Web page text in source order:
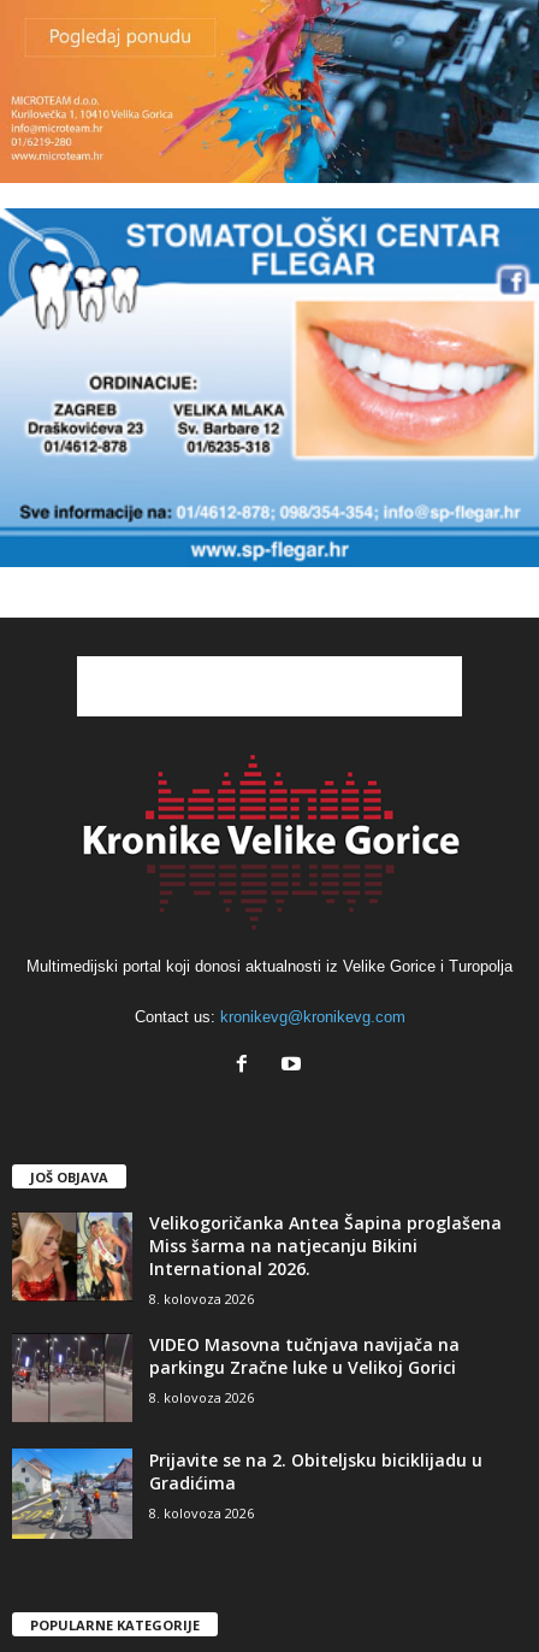
Multimedijski portal koji donosi aktualnosti iz Velike Gorice i Turopolja
Contact us: kronikevg@kronikevg.com
JOŠ OBJAVA
Velikogoričanka Antea Šapina proglašena
Miss šarma na natjecanju Bikini
International 2026.
8. kolovoza 2026
VIDEO Masovna tučnjava navijača na
parkingu Zračne luke u Velikoj Gorici
8. kolovoza 2026
Prijavite se na 2. Obiteljsku biciklijadu u
Gradićima
8. kolovoza 2026
POPULARNE KATEGORIJE